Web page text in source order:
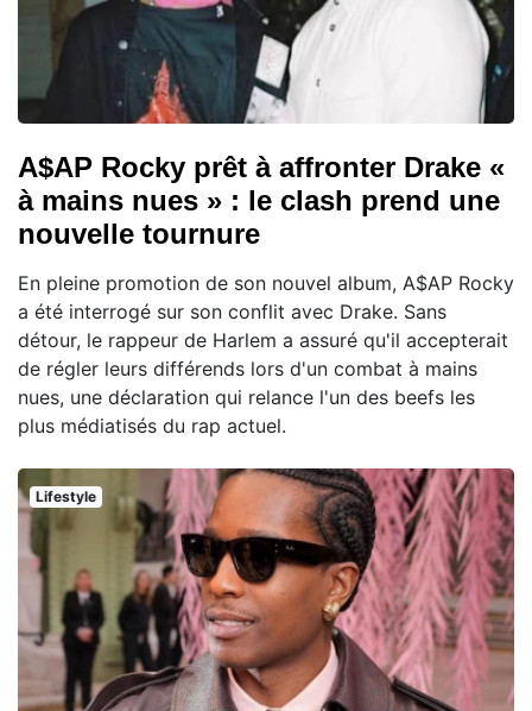
A$AP Rocky prêt à affronter Drake «
à mains nues » : le clash prend une
nouvelle tournure
En pleine promotion de son nouvel album, A$AP Rocky
a été interrogé sur son conflit avec Drake. Sans
détour, le rappeur de Harlem a assuré qu'il accepterait
de régler leurs différends lors d'un combat à mains
nues, une déclaration qui relance l'un des beefs les
plus médiatisés du rap actuel.
Lifestyle